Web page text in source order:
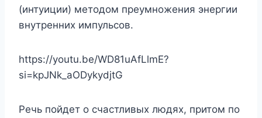
(интуиции) методом преумножения энергии
внутренних импульсов.
https://youtu.be/WD81uAfLlmE?
si=kpJNk_aODykydjtG
Речь пойдет о счастливых людях, притом по